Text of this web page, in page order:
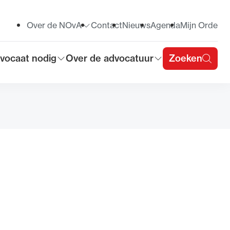
submenu voor
nodig
Toon submenu voor
Over de advocatuur Zoeken
Toon submenu voor
Over de NOvA ContactNieuwsAgendaMijn Orde